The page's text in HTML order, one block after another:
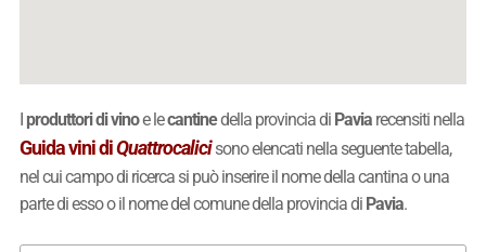
produttori di vinoe lecantinedella provincia di Paviarecensiti nella
Guida vini diQuattrocalicisono elencati nella seguente tabella,
nel cui campo di ricerca si può inserire il nome della cantina o una
parte di esso o il nome del comune della provincia di Pavia.